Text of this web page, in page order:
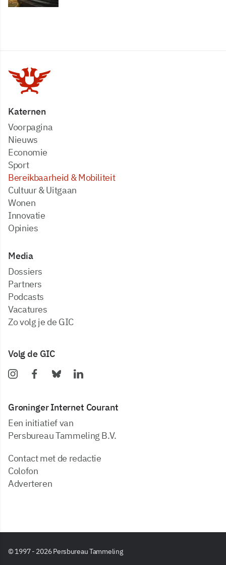
Katernen
Voorpagina
Nieuws
Economie
Sport
Bereikbaarheid & Mobiliteit
Cultuur & Uitgaan
Wonen
Innovatie
Opinies
Media
dossiers
partners
podcasts
vacatures
zo volg je de GIC
Volg de GIC
Groninger Internet Courant
Een initiatief van
Persbureau Tammeling B.V.
Contact met de redactie
Colofon
Adverteren
© 1997 - 2026 Persbureau Tammeling